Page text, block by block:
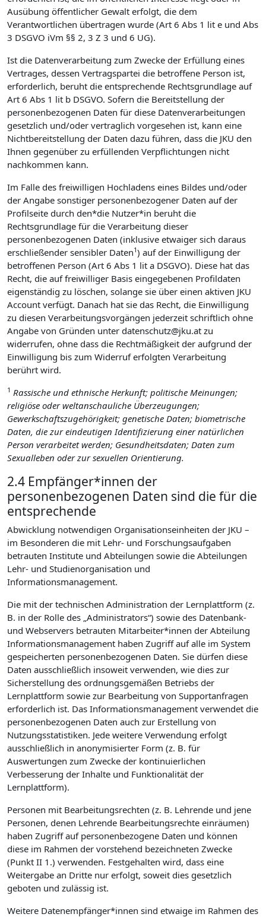
Ausübung öffentlicher Gewalt erfolgt, die dem
Verantwortlichen übertragen wurde (Art 6 Abs 1 lit e und Abs
3 DSGVO iVm §§ 2, 3 Z 3 und 6 UG).
Ist die Datenverarbeitung zum Zwecke der Erfüllung eines
Vertrages, dessen Vertragspartei die betroffene Person ist,
erforderlich, beruht die entsprechende Rechtsgrundlage auf
Art 6 Abs 1 lit b DSGVO. Sofern die Bereitstellung der
personenbezogenen Daten für diese Datenverarbeitungen
gesetzlich und/oder vertraglich vorgesehen ist, kann eine
Nichtbereitstellung der Daten dazu führen, dass die JKU den
Ihnen gegenüber zu erfüllenden Verpflichtungen nicht
nachkommen kann.
Im Falle des freiwilligen Hochladens eines Bildes und/oder
der Angabe sonstiger personenbezogener Daten auf der
Profilseite durch den*die Nutzer*in beruht die
Rechtsgrundlage für die Verarbeitung dieser
personenbezogenen Daten (inklusive etwaiger sich daraus
erschließender sensibler Daten1) auf der Einwilligung der
betroffenen Person (Art 6 Abs 1 lit a DSGVO). Diese hat das
Recht, die auf freiwilliger Basis eingegebenen Profildaten
eigenständig zu löschen, solange sie über einen aktiven JKU
Account verfügt. Danach hat sie das Recht, die Einwilligung
zu diesen Verarbeitungsvorgängen jederzeit schriftlich ohne
Angabe von Gründen unter datenschutz@jku.at zu
widerrufen, ohne dass die Rechtmäßigkeit der aufgrund der
Einwilligung bis zum Widerruf erfolgten Verarbeitung
berührt wird.
1 Rassische und ethnische Herkunft; politische Meinungen;
religiöse oder weltanschauliche Überzeugungen;
Gewerkschaftszugehörigkeit; genetische Daten; biometrische
Daten, die zur eindeutigen Identifizierung einer natürlichen
Person verarbeitet werden; Gesundheitsdaten; Daten zum
Sexualleben oder zur sexuellen Orientierung.
2.4 Empfänger*innen der
personenbezogenen Daten sind die für die
entsprechende
Abwicklung notwendigen Organisationseinheiten der JKU –
im Besonderen die mit Lehr- und Forschungsaufgaben
betrauten Institute und Abteilungen sowie die Abteilungen
Lehr- und Studienorganisation und
Informationsmanagement.
Die mit der technischen Administration der Lernplattform (z.
B. in der Rolle des „Administrators“) sowie des Datenbank-
und Webservers betrauten Mitarbeiter*innen der Abteilung
Informationsmanagement haben Zugriff auf alle im System
gespeicherten personenbezogenen Daten. Sie dürfen diese
Daten ausschließlich insoweit verwenden, wie dies zur
Sicherstellung des ordnungsgemäßen Betriebs der
Lernplattform sowie zur Bearbeitung von Supportanfragen
erforderlich ist. Das Informationsmanagement verwendet die
personenbezogenen Daten auch zur Erstellung von
Nutzungsstatistiken. Jede weitere Verwendung erfolgt
ausschließlich in anonymisierter Form (z. B. für
Auswertungen zum Zwecke der kontinuierlichen
Verbesserung der Inhalte und Funktionalität der
Lernplattform).
Personen mit Bearbeitungsrechten (z. B. Lehrende und jene
Personen, denen Lehrende Bearbeitungsrechte einräumen)
haben Zugriff auf personenbezogene Daten und können
diese im Rahmen der vorstehend bezeichneten Zwecke
(Punkt II 1.) verwenden. Festgehalten wird, dass eine
Weitergabe an Dritte nur erfolgt, soweit dies gesetzlich
geboten und zulässig ist.
Weitere Datenempfänger*innen sind etwaige im Rahmen des